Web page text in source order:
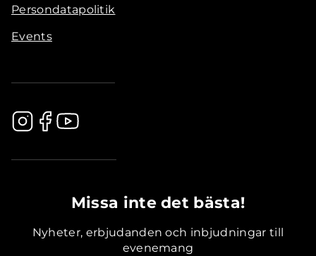
Persondatapolitik
Events
Missa inte det bästa!
Nyheter, erbjudanden och inbjudningar till
evenemang